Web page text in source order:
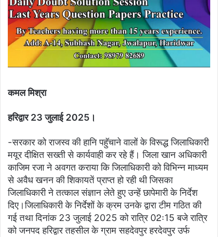
कमल मिश्रा
हरिद्वार 23 जुलाई 2025।
-सरकार को राजस्व की हानि पहुॅचाने वालों के विरूद्ध जिलाधिकारी
मयूर दीक्षित सख्ती से कार्यवाही कर रहे हैं। जिला खान अधिकारी
काजिम रजा ने अवगत कराया कि जिलाधिकारी को विभिन्न माध्यम
से अवैध खनन की शिकायतें प्राप्त हो रही थी जिसका
जिलाधिकारी ने तत्काल संज्ञान लेते हुए उन्हें छापेमारी के निर्देश
दिए।जिलाधिकारी के निर्देशों के क्रम उनके द्वारा टीम गठित की
गई तथा दिनांक 23 जुलाई 2025 को रात्रि 02ः15 बजे रात्रि
को जनपद हरिद्वार तहसील के ग्राम सहदेवपुर हरदेवपुर उर्फ